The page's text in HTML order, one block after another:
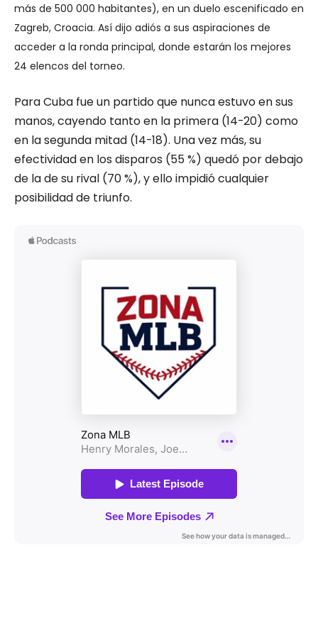
más de 500 000 habitantes), en un duelo escenificado en
Zagreb, Croacia. Así dijo adiós a sus aspiraciones de
acceder a la ronda principal, donde estarán los mejores
24 elencos del torneo.
Para Cuba fue un partido que nunca estuvo en sus
manos, cayendo tanto en la primera (14-20) como
en la segunda mitad (14-18). Una vez más, su
efectividad en los disparos (55 %) quedó por debajo
de la de su rival (70 %), y ello impidió cualquier
posibilidad de triunfo.